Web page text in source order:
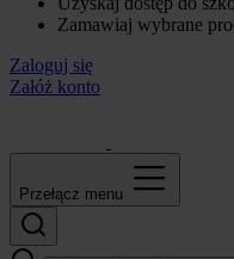
Zamawiaj wybrane
Zaloguj się
Załóż konto
Przełącz menu